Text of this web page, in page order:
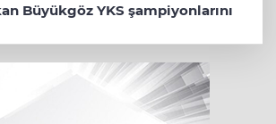
Büyükgöz YKS şampiyonlarını